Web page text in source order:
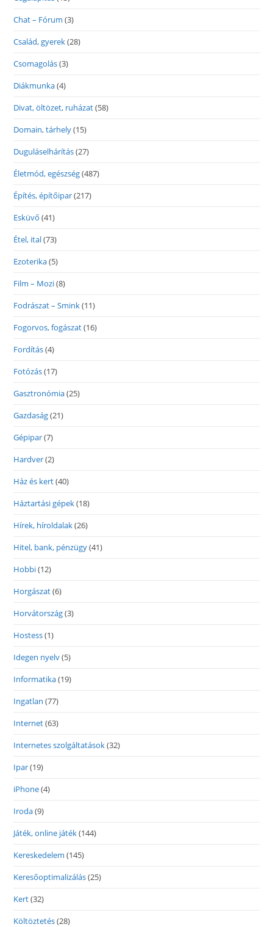
Chat – Fórum (3)
Család, gyerek(28)
Csomagolás(3)
Diákmunka(4)
Divat, öltözet, ruházat(58)
Domain, tárhely(15)
Duguláselhárítás(27)
Életmód, egészség(487)
Építés, építőipar(217)
Esküvő (41)
Étel, ital(73)
Ezoterika(5)
Film – Mozi(8)
Fodrászat – Smink(11)
Fogorvos, fogászat(16)
Fordítás(4)
Fotózás(17)
Gasztronómia(25)
Gazdaság(21)
Gépipar(7)
Hardver(2)
Ház és kert(40)
Háztartási gépek(18)
Hírek, híroldalak(26)
Hitel, bank, pénzügy(41)
Hobbi(12)
Horgászat(6)
Horvátország(3)
Hostess(1)
Idegen nyelv(5)
Informatika(19)
Ingatlan (77)
Internet(63)
Internetes szolgáltatások(32)
Ipar(19)
iPhone(4)
Iroda(9)
Játék, online játék(144)
Kereskedelem (145)
Keresőoptimalizálás(25)
Kert(32)
Költöztetés(28)